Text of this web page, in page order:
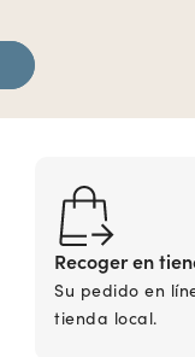
Recoger en
Su pedido en
tienda local.